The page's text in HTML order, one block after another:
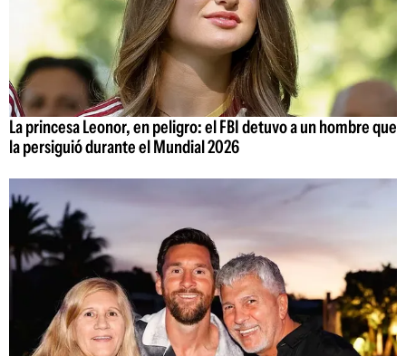
La princesa Leonor, en peligro: el FBI detuvo a un hombre que
la persiguió durante el Mundial 2026